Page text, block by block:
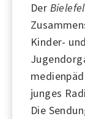
Der
Kinder-
junges
Die